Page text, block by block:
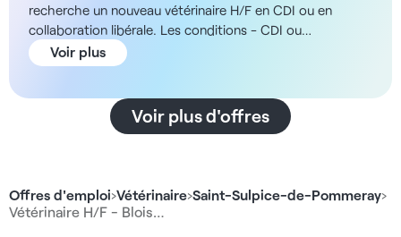
Offres d'emploi›Vétérinaire›Saint-Sulpice-de-Pommeray›
Vétérinaire H/F - Blois…
recherche un nouveau vétérinaire H/F en CDI ou en
collaboration libérale. Les conditions - CDI ou
collaboration libérale - 190 jours/an La structure Vous
rejoindrez une clinique vétérinaire implantée à Blois
Loire et proche de l’itinéraire de la Loire à vélo. La
localisation offre un cadre de vie apprécié avec les
outre, l’équipe se compose de deux vétérinaires et de
cinq auxiliaires spécialisées vétérinaires expérimentées. La
Voir plus
Voir plus d'offres